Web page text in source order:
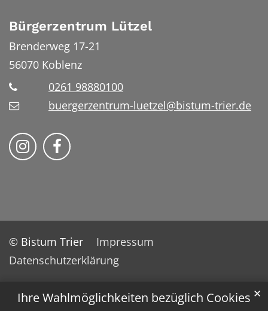
Ihre Wahlmöglichkeiten bezüglich Cookies ✕
Bürgerzentrum Lützel
Brenderweg 17-21
56070 Koblenz
0261 98880100
buergerzentrum-luetzel@bistum-trier.de
Folge uns auf Instragram
Folge uns auf Facebook
© Bistum Trier
Impressum
Datenschutzerklärung